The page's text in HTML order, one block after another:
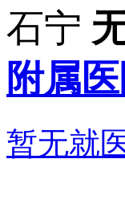
石宁
附属
暂无就